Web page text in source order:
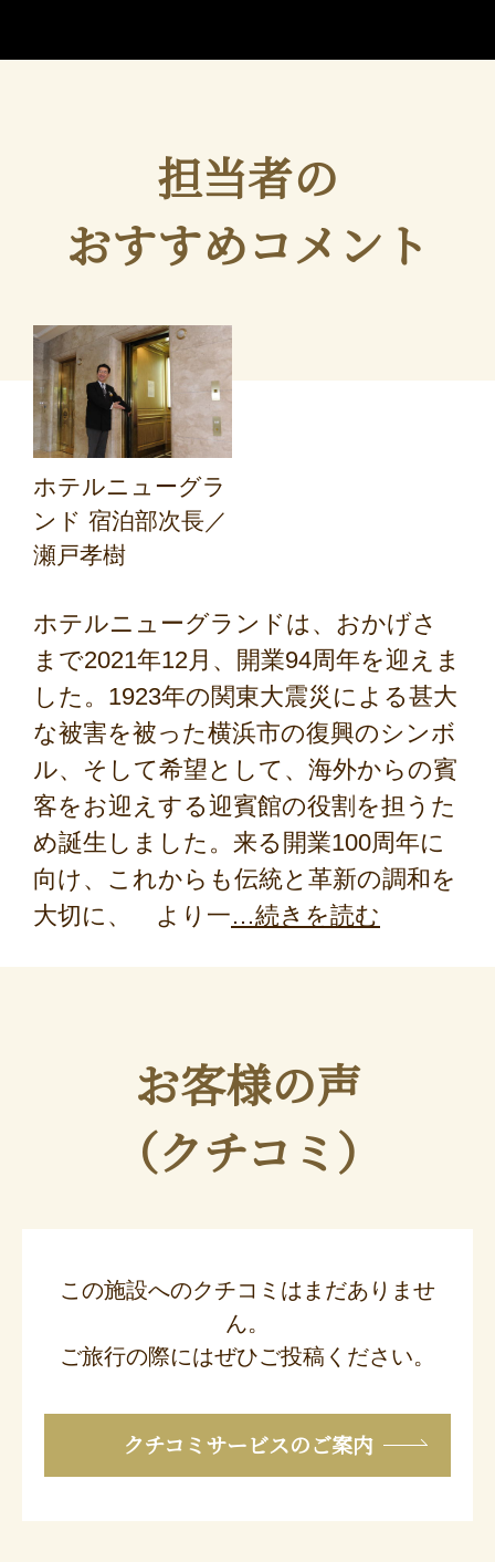
担当者の
おすすめコメント
ホテルニューグラ
ンド 宿泊部次長／
瀬戸孝樹
ホテルニューグランドは、おかげさ
まで2021年12月、開業94周年を迎えま
した。1923年の関東大震災による甚大
な被害を被った横浜市の復興のシンボ
ル、そして希望として、海外からの賓
客をお迎えする迎賓館の役割を担うた
め誕生しました。来る開業100周年に
向け、これからも伝統と革新の調和を
大切に、 より一
続きを読む
お客様の声
（クチコミ）
この施設へのクチコミはまだありませ
ん。
ご旅行の際にはぜひご投稿ください。
クチコミサービスのご案内